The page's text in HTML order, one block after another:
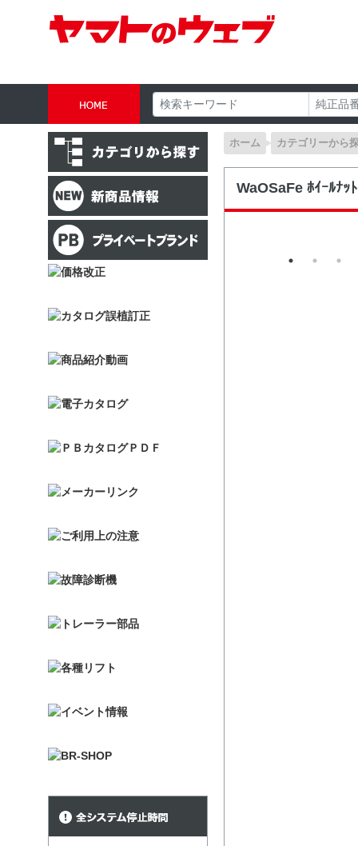
ホーム カテゴリーから
WaOSaFe ﾎｲｰﾙﾅｯ